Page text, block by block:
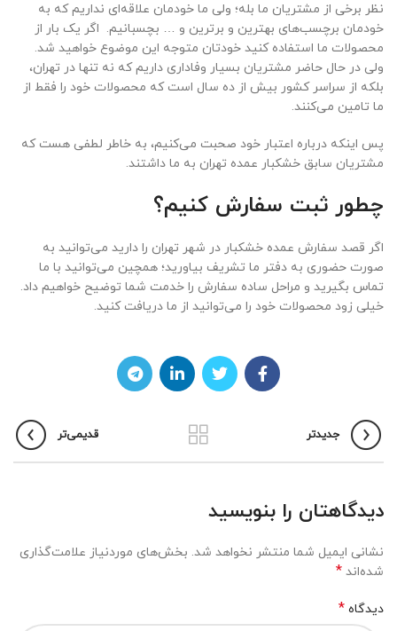
نظر برخی از مشتریان ما بله؛ ولی ما خودمان علاقه‌ای نداریم که به
خودمان برچسب‌های بهترین و برترین و … بچسبانیم. اگر یک بار از
محصولات ما استفاده کنید خودتان متوجه این موضوع خواهید شد.
ولی در حال حاضر مشتریان بسیار وفاداری داریم که نه تنها در تهران،
بلکه از سراسر کشور بیش از ده سال است که محصولات خود را فقط از
ما تامین می‌کنند.
پس اینکه درباره اعتبار خود صحبت می‌کنیم، به خاطر لطفی هست که
مشتریان سابق خشکبار عمده تهران به ما داشتند.
چطور ثبت سفارش کنیم؟
اگر قصد سفارش عمده خشکبار در شهر تهران را دارید می‌توانید به
صورت حضوری به دفتر ما تشریف بیاورید؛ همچین می‌توانید با ما
تماس بگیرید و مراحل ساده سفارش را خدمت شما توضیح خواهیم داد.
خیلی زود محصولات خود را می‌توانید از ما دریافت کنید.
جدیدتر قدیمی‌تر
دیدگاهتان را بنویسید
نشانی ایمیل شما منتشر نخواهد شد. بخش‌های موردنیاز علامت‌گذاری
شده‌اند *
دیدگاه *